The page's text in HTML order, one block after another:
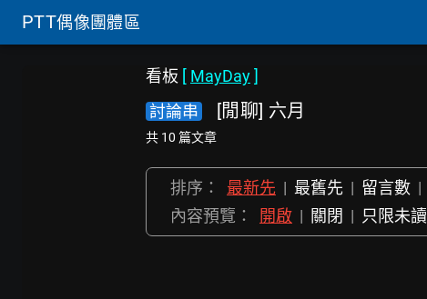
PTT偶像團體區
看板 [ MayDay]
討論串
[閒聊] 六月
共 10 篇文章
排序： 最新先 | 最舊先 | 留言數 |
內容預覽：
開啟 | 關閉 | 只限未讀